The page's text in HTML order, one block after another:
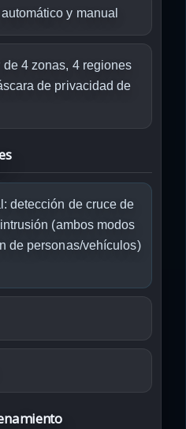
y manual
4 zonas, 4 regiones
de privacidad de
detección de cruce de
(ambos modos
de personas/vehículos)